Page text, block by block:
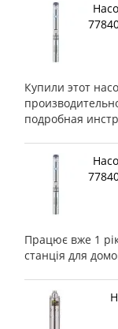
Купили этот
подробная
Працює вже 1
станція для